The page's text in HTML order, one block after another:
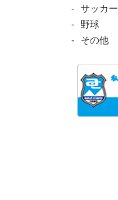
サッカー
野球
その他